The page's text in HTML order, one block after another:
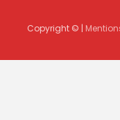
Copyright © |